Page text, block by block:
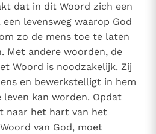
dat in dit Woord zich een
levensweg waarop God
zo de mens toe te laten
Met andere woorden, de
Woord is noodzakelijk. Zij
en bewerkstelligt in hem
leven kan worden. Opdat
naar het hart van het
van God, moet